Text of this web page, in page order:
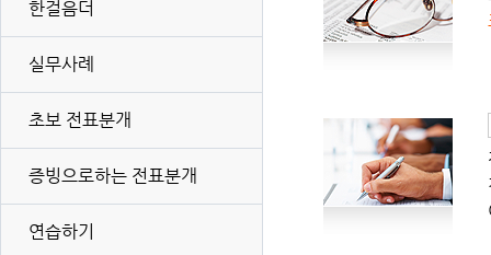
한걸음더
실무사례
초보 전표분개
증빙으로하는 전표분개
연습하기
[8월 31일(월)]